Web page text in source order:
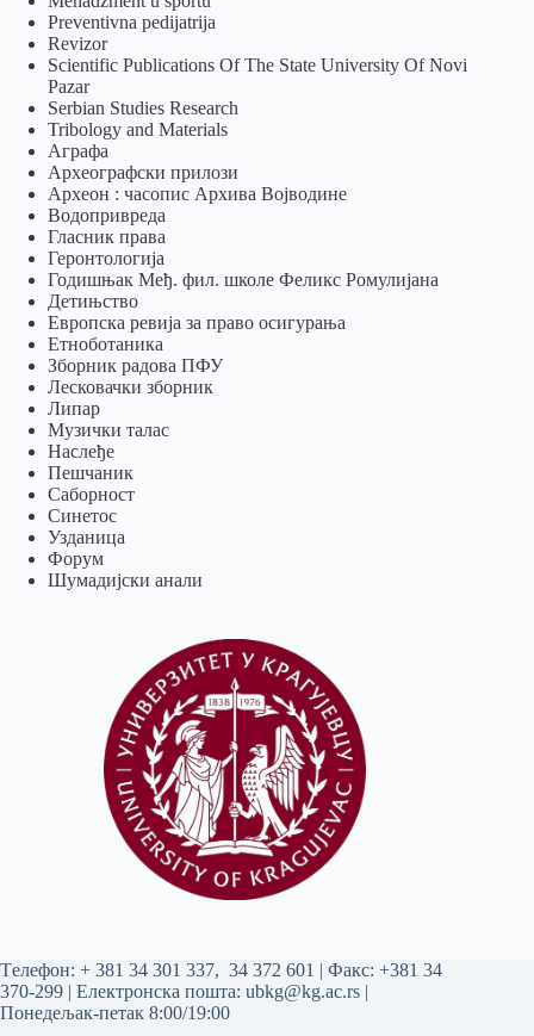
Preventivna pedijatrija
Revizor
Scientific Publications Of The State University Of Novi
Pazar
Serbian Studies Research
Tribology and Materials
Аграфа
Археографски прилози
Археон : часопис Архива Војводине
Водопривреда
Гласник права
Геронтологија
Годишњак Међ. фил. школе Феликс Ромулијана
Детињство
Европска ревија за право осигурања
Eтноботаника
Зборник радова ПФУ
Лесковачки зборник
Липар
Музички талас
Наслеђе
Пешчаник
Саборност
Синетос
Узданица
Форум
Шумадијски анали
Tелефон: + 381 34 301 337, 34 372 601 | Факс: +381 34
370-299 | Електронска пошта: ubkg@kg.ac.rs |
Понедељак-петак 8:00/19:00